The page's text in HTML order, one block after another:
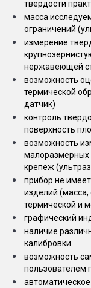
твердости
масса
ограничений
измерение
нержавеющей
возможность
термической
датчик)
контроль
поверхность
возможность
малоразмерных
крепеж
прибор не
изделий (масса,
термической и
графический
наличие
калибровки
возможность
пользователем